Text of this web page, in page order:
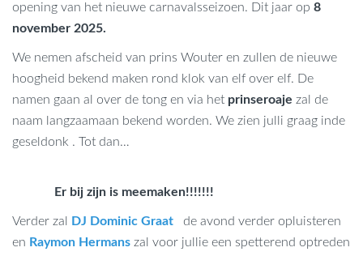
opening van het nieuwe carnavalsseizoen. Dit jaar op 8
november 2025.
We nemen afscheid van prins Wouter en zullen de nieuwe
hoogheid bekend maken rond klok van elf over elf. De
namen gaan al over de tong en via het prinseroaje zal de
naam langzaamaan bekend worden. We zien julli graag inde
geseldonk . Tot dan…
Er bij zijn is meemaken!!!!!!!
Verder zal DJ Dominic Graat
de avond verder opluisteren
en Raymon Hermans zal voor jullie een spetterend optreden